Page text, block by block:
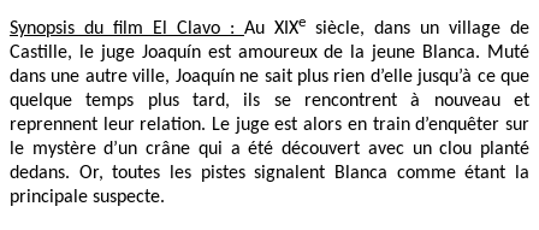
Synopsis du film El Clavo : Au XIXe
siècle, dans un village de
Castille, le juge Joaquín est amoureux de la jeune Blanca. Muté
dans une autre ville, Joaquín ne sait plus rien d’elle jusqu’à ce que
quelque temps plus tard, ils se rencontrent à nouveau et
reprennent leur relation. Le juge est alors en train d’enquêter sur
le mystère d’un crâne qui a été découvert avec un clou planté
dedans. Or, toutes les pistes signalent Blanca comme étant la
principale suspecte.